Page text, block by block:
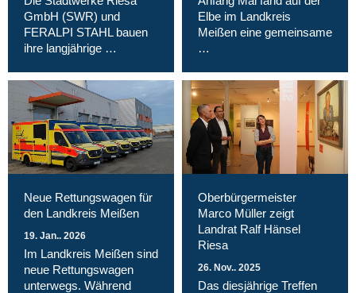
GmbH (SWR) und
FERALPI STAHL bauen
ihre langjährige …
Elbe im Landkreis
Meißen eine gemeinsame
…
Neue Rettungswagen für
den Landkreis Meißen
19. Jan.. 2026
Im Landkreis Meißen sind
neue Rettungswagen
unterwegs. Während
Oberbürgermeister
Marco Müller zeigt
Landrat Ralf Hänsel
Riesa
26. Nov.. 2025
Das diesjährige Treffen